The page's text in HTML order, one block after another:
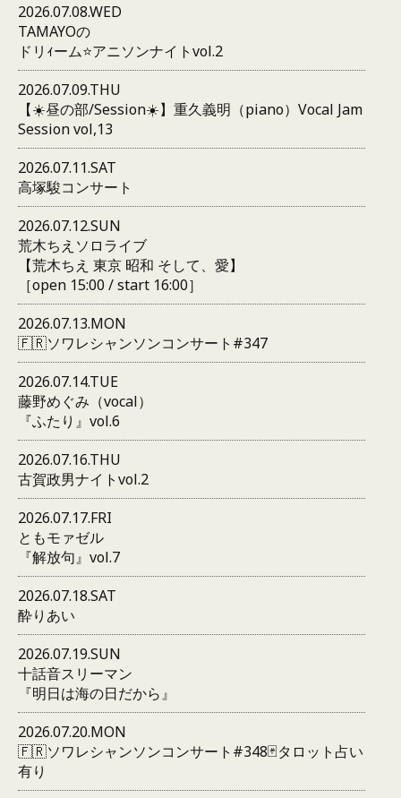
2026.07.08.WED
TAMAYOの
ドリｨーム⭐️アニソンナイトvol.2
2026.07.09.THU
【☀️昼の部/Session☀️】重久義明（piano）Vocal Jam
Session vol,13
2026.07.11.SAT
高塚駿コンサート
2026.07.12.SUN
荒木ちえソロライブ
【荒木ちえ 東京 昭和 そして、愛】
［open 15:00 / start 16:00］
2026.07.13.MON
🇫🇷ソワレシャンソンコンサート#347
2026.07.14.TUE
藤野めぐみ（vocal）
『ふたり』vol.6
2026.07.16.THU
古賀政男ナイトvol.2
2026.07.17.FRI
ともモァゼル
『解放句』vol.7
2026.07.18.SAT
酔りあい
2026.07.19.SUN
十話音スリーマン
『明日は海の日だから』
2026.07.20.MON
🇫🇷ソワレシャンソンコンサート#348🃏タロット占い
有り